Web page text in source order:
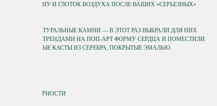
ШАГ В СТОРОНУ И ГЛОТОК ВОЗДУХА ПОСЛЕ ВАШИХ «СЕРЬЕЗНЫХ»
МЫ ВЗЯЛИ НАТУРАЛЬНЫЕ КАМНИ — В ЭТОТ РАЗ ВЫБРАЛИ ДЛЯ НИХ
НАВЕЯННУЮ ТРЕНДАМИ НА ПОП-АРТ ФОРМУ СЕРДЦА И ПОМЕСТИЛИ
ИХ В ОБЪЕМНЫЕ КАСТЫ ИЗ СЕРЕБРА, ПОКРЫТЫЕ ЭМАЛЬЮ.
ПО ПОПУЛЯРНОСТИ